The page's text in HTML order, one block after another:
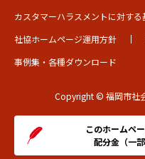
カスタマーハラスメントに対する
社協ホームページ運用方針
事例集・各種ダウンロード
Copyright © 福岡市社
このホームペ
配分金（一